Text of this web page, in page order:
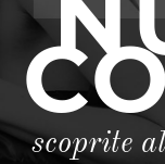
scoprite